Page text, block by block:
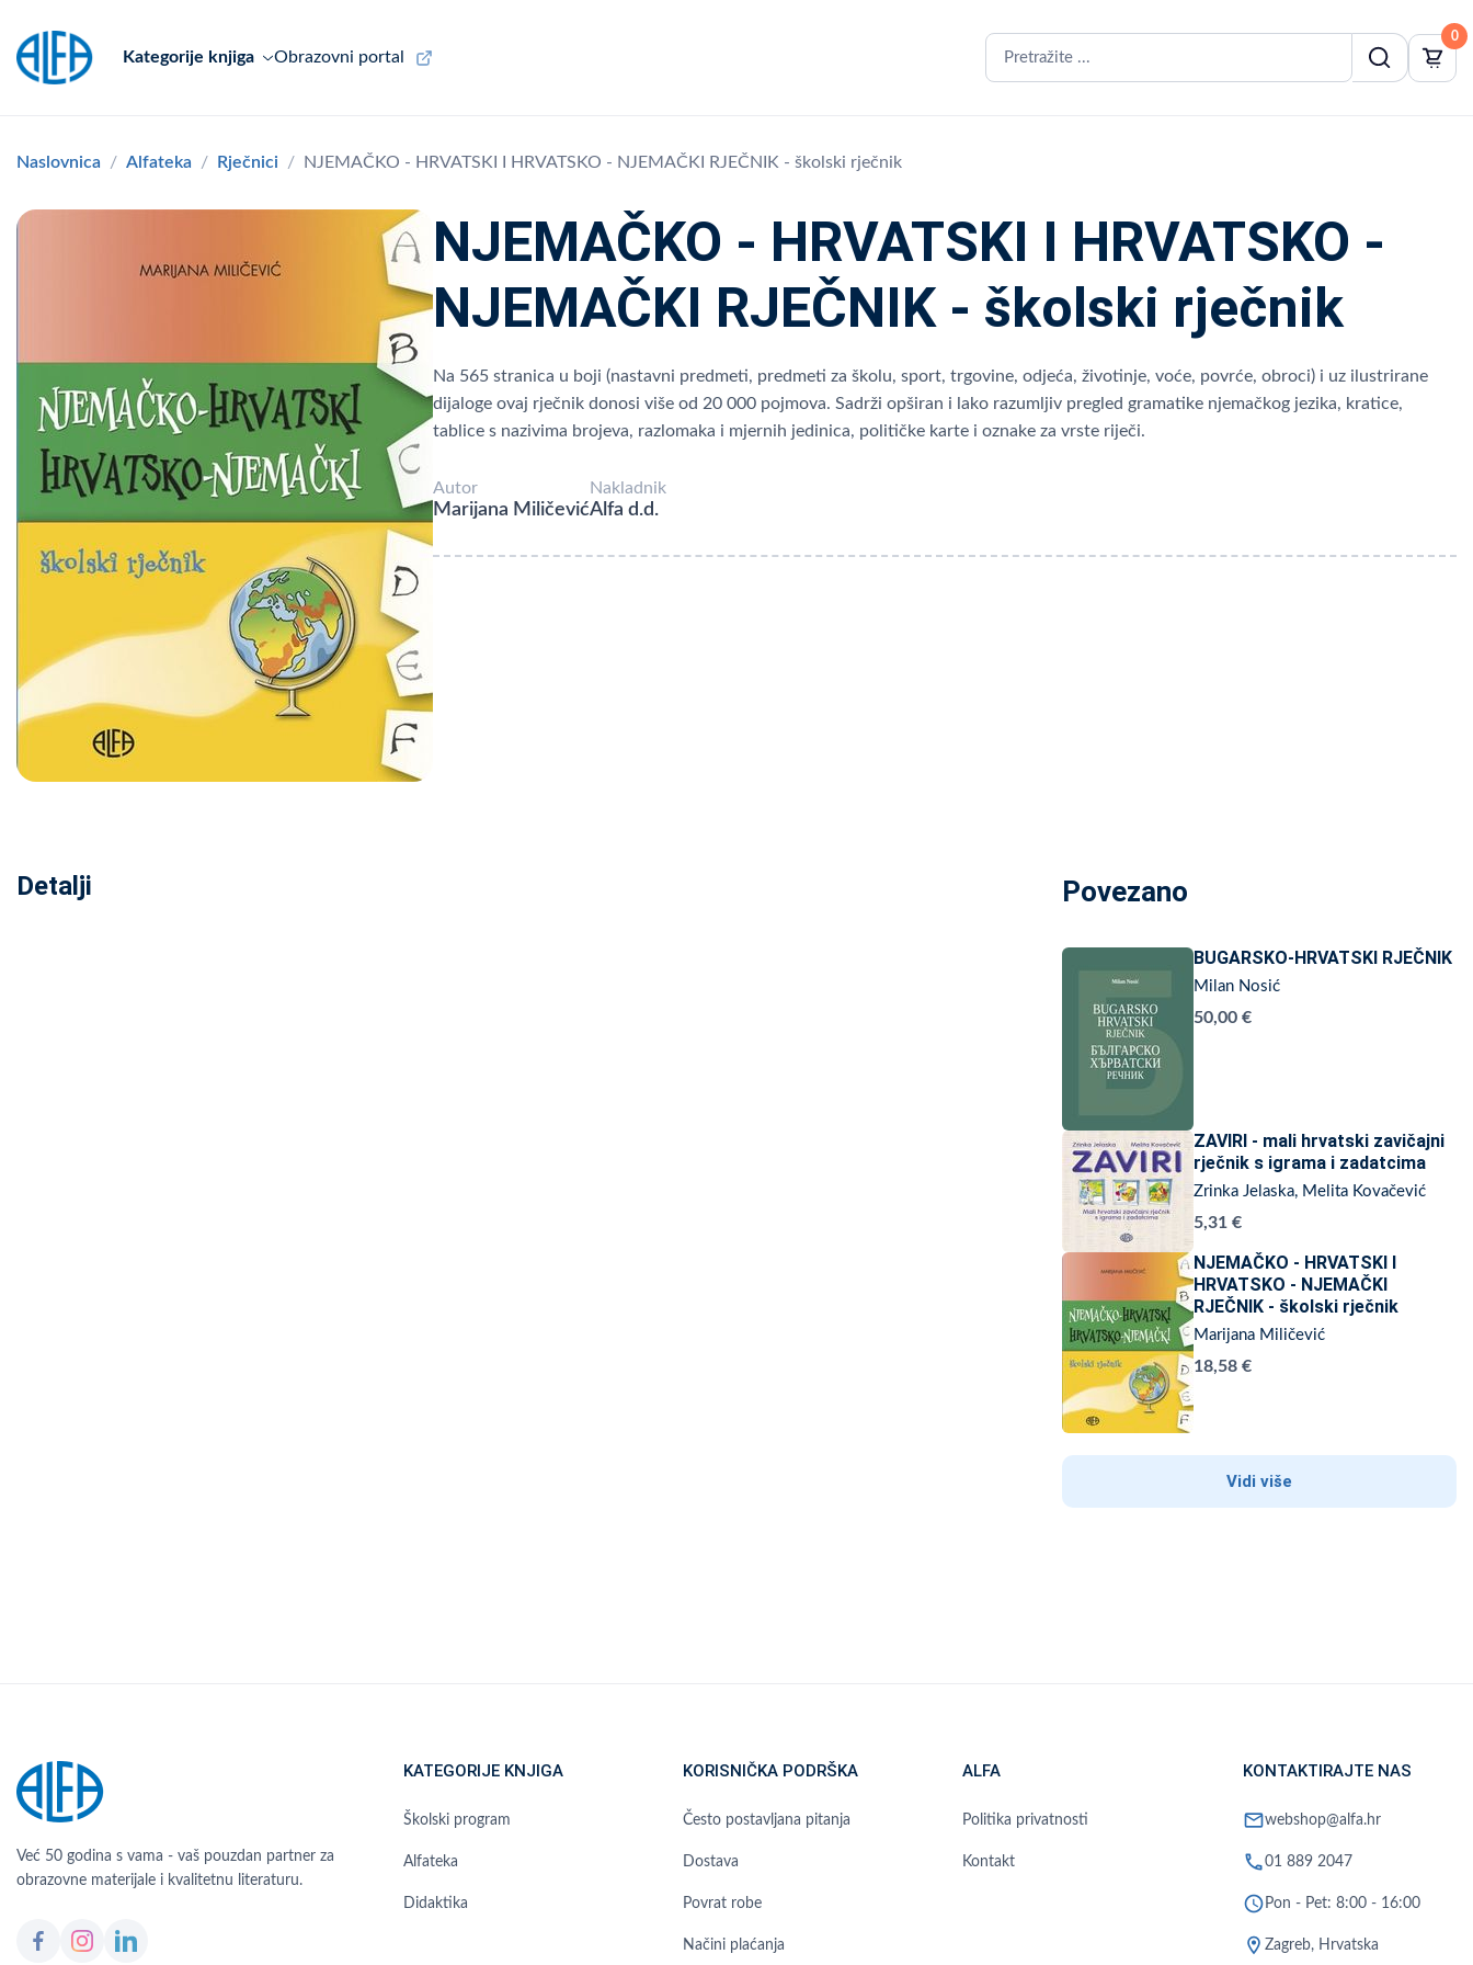
Kategorije knjiga Obrazovni portal
0
Naslovnica Alfateka Rječnici NJEMAČKO - HRVATSKI I HRVATSKO - NJEMAČKI RJEČNIK - školski rječnik
NJEMAČKO - HRVATSKI I HRVATSKO -
NJEMAČKI RJEČNIK - školski rječnik
Na 565 stranica u boji (nastavni predmeti, predmeti za školu, sport, trgovine, odjeća, životinje, voće, povrće, obroci) i uz ilustrirane
dijaloge ovaj rječnik donosi više od 20 000 pojmova. Sadrži opširan i lako razumljiv pregled gramatike njemačkog jezika, kratice,
tablice s nazivima brojeva, razlomaka i mjernih jedinica, političke karte i oznake za vrste riječi.
Autor
Marijana Miličević
Nakladnik
Alfa d.d.
Detalji Povezano
BUGARSKO-HRVATSKI RJEČNIK
Milan Nosić
50,00 €
ZAVIRI - mali hrvatski zavičajni
rječnik s igrama i zadatcima
Zrinka Jelaska, Melita Kovačević
5,31 €
NJEMAČKO - HRVATSKI I
HRVATSKO - NJEMAČKI
RJEČNIK - školski rječnik
Marijana Miličević
18,58 €
Vidi više
Već 50 godina s vama - vaš pouzdan partner za
obrazovne materijale i kvalitetnu literaturu.
KATEGORIJE KNJIGA
Školski program
Alfateka
Didaktika
KORISNIČKA PODRŠKA
Često postavljana pitanja
Dostava
Povrat robe
Načini plaćanja
ALFA
Politika privatnosti
Kontakt
KONTAKTIRAJTE NAS
mailwebshop@alfa.hr
phone01 889 2047
schedule Pon - Pet: 8:00 - 16:00
location_on Zagreb, Hrvatska